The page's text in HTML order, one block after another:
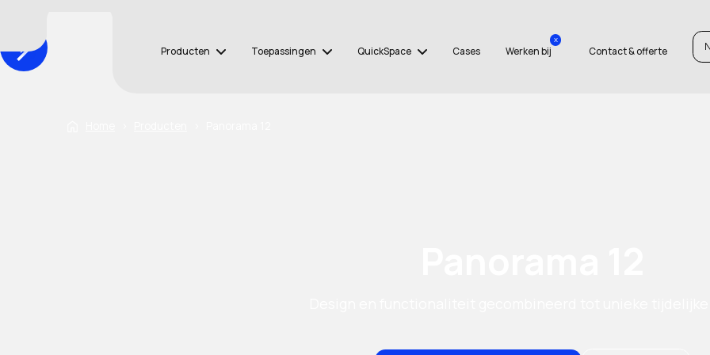
Producten Toepassingen QuickSpace Cases Werken bij
x
Contact & offerte